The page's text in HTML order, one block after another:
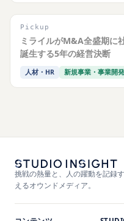
Pickup
ミライルがM&A全盛期に
誕生する5年の経営決断
人材・HR 新規事業・事業開発
挑戦の熱量と、人の躍動を記録
えるオウンドメディア。